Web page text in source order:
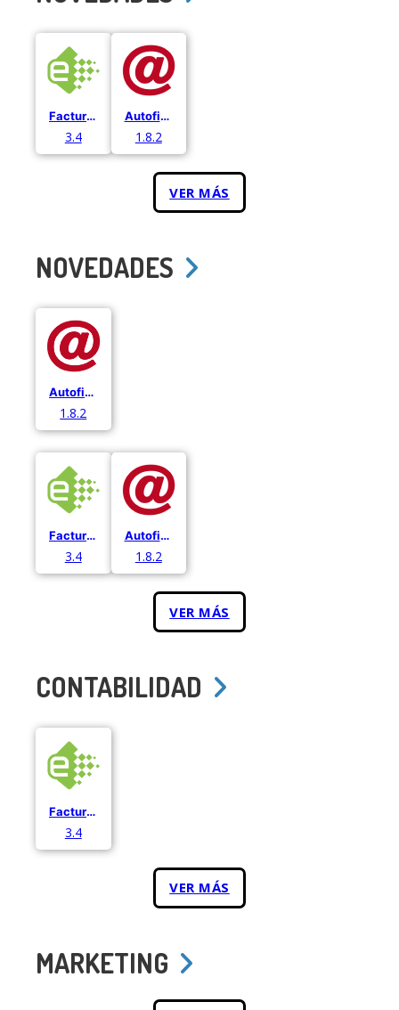
VER MÁS
Facturae
3.4
Autofirma
1.8.2
NOVEDADES
VER MÁS
Autofirma
1.8.2
Facturae
3.4
Autofirma
1.8.2
CONTABILIDAD
VER MÁS
Facturae
3.4
MARKETING